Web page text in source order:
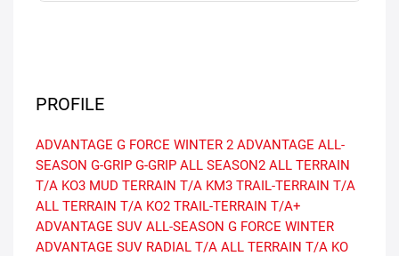
PROFILE
ADVANTAGE G FORCE WINTER 2 ADVANTAGE ALL-
SEASON G-GRIP G-GRIP ALL SEASON2 ALL TERRAIN
T/A KO3 MUD TERRAIN T/A KM3 TRAIL-TERRAIN T/A
ALL TERRAIN T/A KO2 TRAIL-TERRAIN T/A+
ADVANTAGE SUV ALL-SEASON G FORCE WINTER
ADVANTAGE SUV RADIAL T/A ALL TERRAIN T/A KO